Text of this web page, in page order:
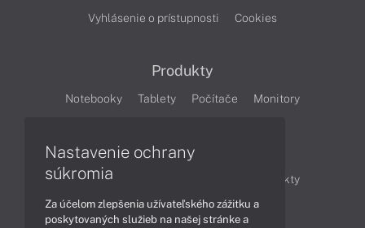
Vyhlásenie o prístupnosti
Cookies
Produkty
Notebooky Tablety Počítače Monitory
Články
Obchodné informácie
Produkty
Technológie
Videá
Nastavenie ochrany
súkromia
Za účelom zlepšenia užívateľského zážitku a
poskytovaných služieb na našej stránke a